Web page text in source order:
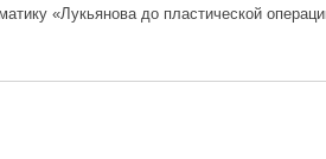
«Лукьянова до пластической